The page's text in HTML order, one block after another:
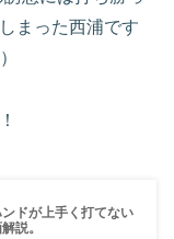
まった西浦です
ンドが上手く打てない
説。